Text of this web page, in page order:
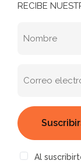
RECIBE
Al